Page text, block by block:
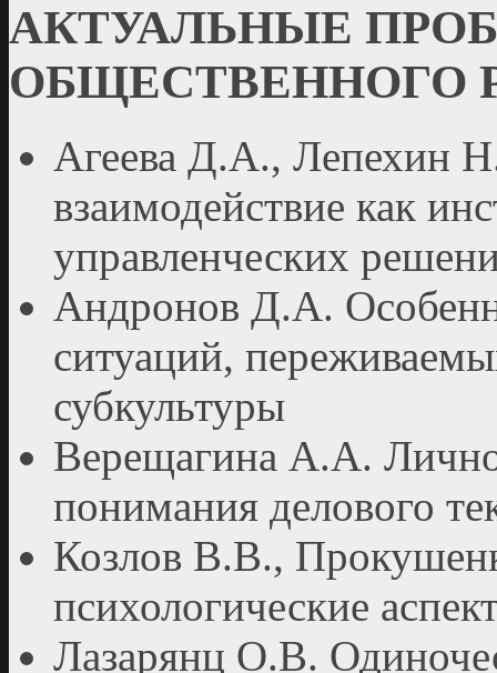
АКТУАЛЬНЫЕ
ОБЩЕСТВЕННОГО
Агеева Д.А., Лепехин
взаимодействие как
управленческих
Андронов Д.А.
ситуаций,
субкультуры
Верещагина А.А.
понимания делового
Козлов В.В.,
психологические
Лазарянц О.В.